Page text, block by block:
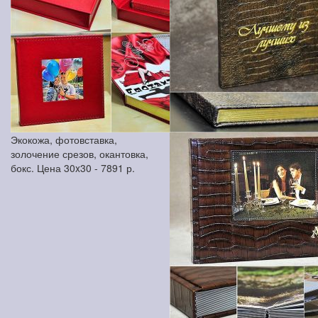
Экокожа, фотовставка,
золочение срезов, окантовка,
бокс. Цена 30x30 - 7891 р.